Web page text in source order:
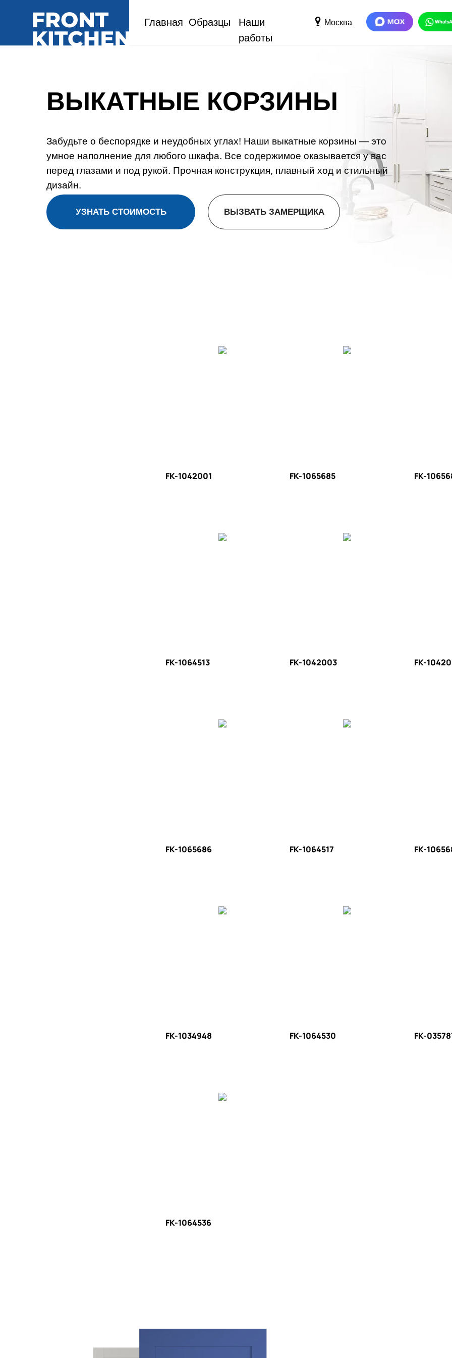
Образцы
Наши
работы
Главная Москва
ВЫКАТНЫЕ КОРЗИНЫ
УЗНАТЬ СТОИМОСТЬ ВЫЗВАТЬ ЗАМЕРЩИКА
Забудьте о беспорядке и неудобных углах! Наши выкатные корзины — это
умное наполнение для любого шкафа. Все содержимое оказывается у вас
перед глазами и под рукой. Прочная конструкция, плавный ход и стильный
дизайн.
FK-1042001 FK-1065685 FK-
FK-1064513 FK-1042003 FK-
FK-1065686 FK-1064517 FK-
FK-1034948 FK-1064530 FK-
FK-1064536